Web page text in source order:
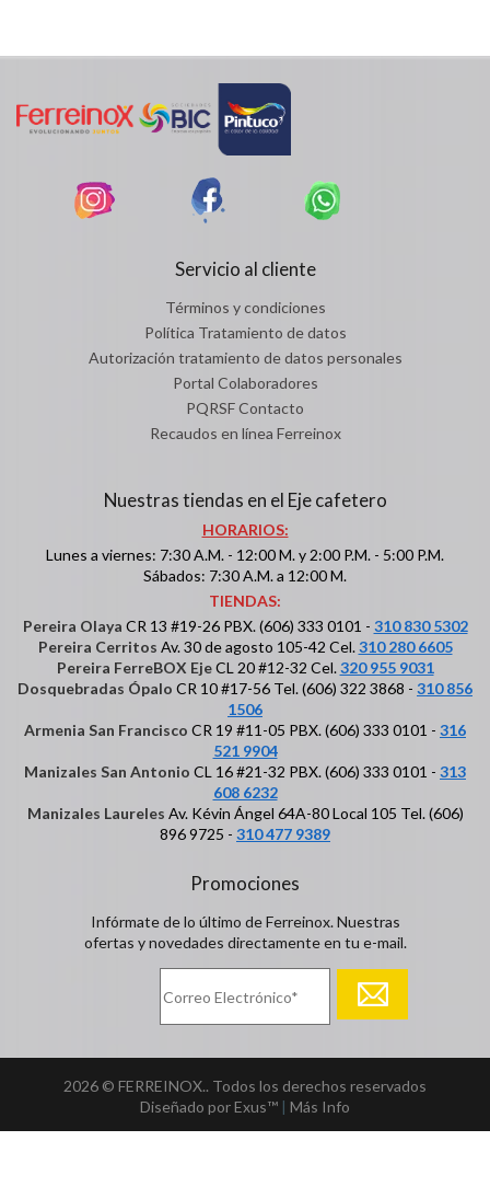
Servicio al cliente
Términos y condiciones
Política Tratamiento de datos
Autorización tratamiento de datos personales
Portal Colaboradores
PQRSF Contacto
Recaudos en línea Ferreinox
Nuestras tiendas en el Eje cafetero
HORARIOS:
Lunes a viernes: 7:30 A.M. - 12:00 M. y 2:00 P.M. - 5:00 P.M.
Sábados: 7:30 A.M. a 12:00 M.
TIENDAS:
Pereira Olaya CR 13 #19-26 PBX. (606) 333 0101 - 310 830 5302
Pereira Cerritos Av. 30 de agosto 105-42 Cel.310 280 6605
Pereira FerreBOX EjeCL 20 #12-32 Cel.320 955 9031
Dosquebradas Ópalo CR 10 #17-56 Tel. (606) 322 3868 - 310 856
1506
Armenia San Francisco CR 19 #11-05 PBX. (606) 333 0101 - 316
521 9904
Manizales San Antonio CL 16 #21-32 PBX. (606) 333 0101 - 313
608 6232
Manizales Laureles Av. Kévin Ángel 64A-80 Local 105 Tel. (606)
896 9725 - 310 477 9389
Promociones
Infórmate de lo último de Ferreinox. Nuestras
ofertas y novedades directamente en tu e-mail.
2026 © FERREINOX.. Todos los derechos reservados
Diseñado por Exus™ | Más Info